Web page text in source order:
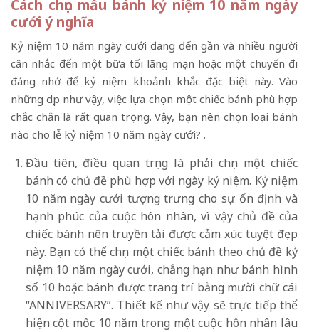
Cách chọn mẫu bánh kỷ niệm 10 năm ngày
cưới ý nghĩa
Kỷ niệm 10 năm ngày cưới đang đến gần và nhiều người
cân nhắc đến một bữa tối lãng mạn hoặc một chuyến đi
đáng nhớ để kỷ niệm khoảnh khắc đặc biệt này. Vào
những dịp như vậy, việc lựa chọn một chiếc bánh phù hợp
chắc chắn là rất quan trọng. Vậy, bạn nên chọn loại bánh
nào cho lễ kỷ niệm 10 năm ngày cưới? .
Đầu tiên, điều quan trọng là phải chọn một chiếc
bánh có chủ đề phù hợp với ngày kỷ niệm. Kỷ niệm
10 năm ngày cưới tượng trưng cho sự ổn định và
hạnh phúc của cuộc hôn nhân, vì vậy chủ đề của
chiếc bánh nên truyền tải được cảm xúc tuyệt đẹp
này. Bạn có thể chọn một chiếc bánh theo chủ đề kỷ
niệm 10 năm ngày cưới, chẳng hạn như bánh hình
số 10 hoặc bánh được trang trí bằng mười chữ cái
“ANNIVERSARY”. Thiết kế như vậy sẽ trực tiếp thể
hiện cột mốc 10 năm trong một cuộc hôn nhân lâu